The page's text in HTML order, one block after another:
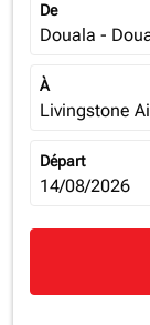
De
Douala -
À
Livingstone
Départ
fc-booking-
14/08/2026